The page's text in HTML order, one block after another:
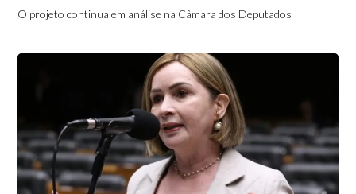
O projeto continua em análise na Câmara dos Deputados